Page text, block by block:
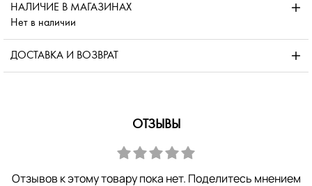
НАЛИЧИЕ В МАГАЗИНАХ
Нет в наличии
ДОСТАВКА И ВОЗВРАТ
ОТЗЫВЫ
Отзывов к этому товару пока нет. Поделитесь мнением